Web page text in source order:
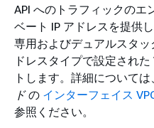
API へのトラフィックのエ
ベート IP アドレスを提供
専用およびデュアルスタッ
ドレスタイプで設定され
トします。詳細については
ドの インターフェイス
参照ください。